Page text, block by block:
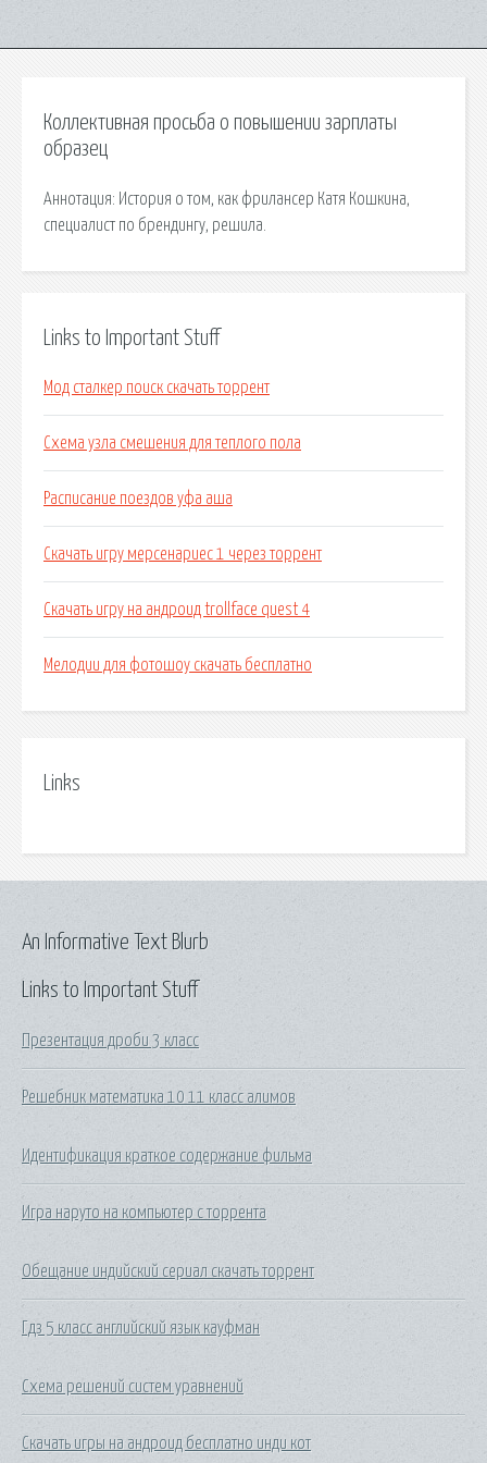
Коллективная просьба о повышении зарплаты
образец
Аннотация: История о том, как фрилансер Катя Кошкина,
специалиcт по брендингу, решила.
Links to Important Stuff
Мод сталкер поиск скачать торрент
Схема узла смешения для теплого пола
Расписание поездов уфа аша
Скачать игру мерсенариес 1 через торрент
Скачать игру на андроид trollface quest 4
Мелодии для фотошоу скачать бесплатно
Links
Links to Important Stuff
Презентация дроби 3 класс
Решебник математика 10 11 класс алимов
Идентификация краткое содержание фильма
Игра наруто на компьютер с торрента
Обещание индийский сериал скачать торрент
Гдз 5 класс английский язык кауфман
Схема решений систем уравнений
Скачать игры на андроид бесплатно инди кот
An Informative Text Blurb